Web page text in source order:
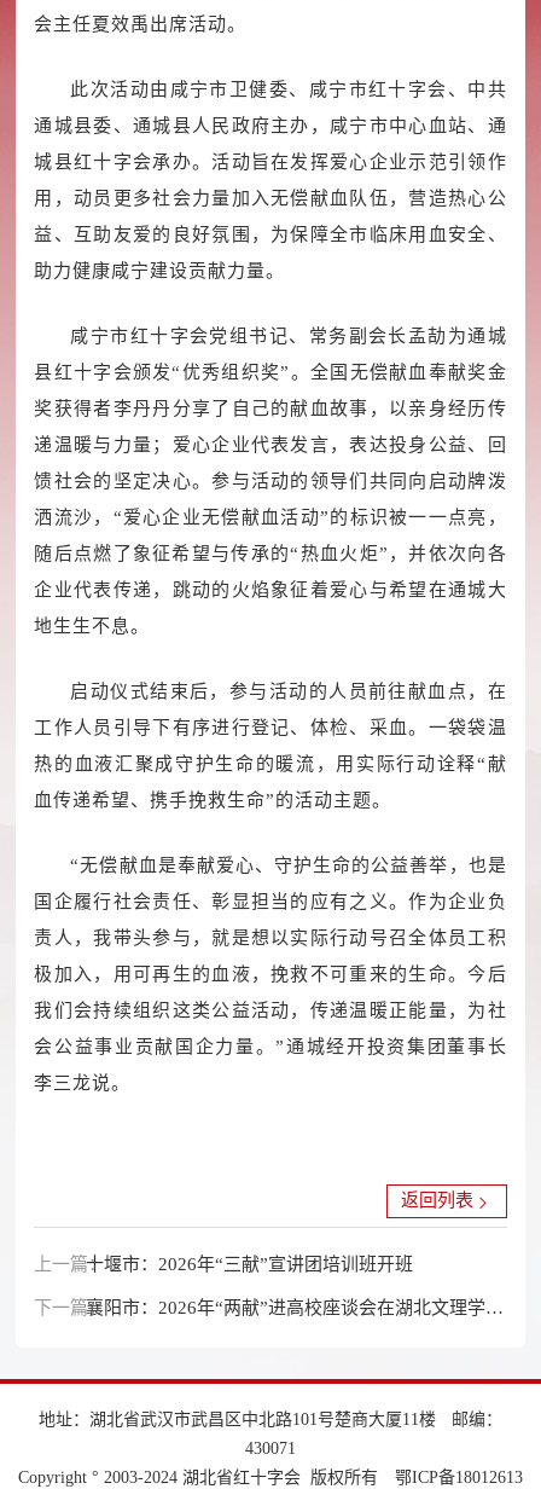
会主任夏效禹出席活动。
此次活动由咸宁市卫健委、咸宁市红十字会、中共
通城县委、通城县人民政府主办，咸宁市中心血站、通
城县红十字会承办。活动旨在发挥爱心企业示范引领作
用，动员更多社会力量加入无偿献血队伍，营造热心公
益、互助友爱的良好氛围，为保障全市临床用血安全、
助力健康咸宁建设贡献力量。
咸宁市红十字会党组书记、常务副会长孟劼为通城
县红十字会颁发“优秀组织奖”。全国无偿献血奉献奖金
奖获得者李丹丹分享了自己的献血故事，以亲身经历传
递温暖与力量；爱心企业代表发言，表达投身公益、回
馈社会的坚定决心。参与活动的领导们共同向启动牌泼
洒流沙，“爱心企业无偿献血活动”的标识被一一点亮，
随后点燃了象征希望与传承的“热血火炬”，并依次向各
企业代表传递，跳动的火焰象征着爱心与希望在通城大
地生生不息。
启动仪式结束后，参与活动的人员前往献血点，在
工作人员引导下有序进行登记、体检、采血。一袋袋温
热的血液汇聚成守护生命的暖流，用实际行动诠释“献
血传递希望、携手挽救生命”的活动主题。
“无偿献血是奉献爱心、守护生命的公益善举，也是
国企履行社会责任、彰显担当的应有之义。作为企业负
责人，我带头参与，就是想以实际行动号召全体员工积
极加入，用可再生的血液，挽救不可重来的生命。今后
我们会持续组织这类公益活动，传递温暖正能量，为社
会公益事业贡献国企力量。”通城经开投资集团董事长
李三龙说。
上一篇：十堰市：2026年“三献”宣讲团培训班开班
下一篇：襄阳市：2026年“两献”进高校座谈会在湖北文理学院
返回列表
地址：湖北省武汉市武昌区中北路101号楚商大厦11楼
邮编：
430071
Copyright ° 2003-2024 湖北省红十字会 版权所有
鄂ICP备18012613